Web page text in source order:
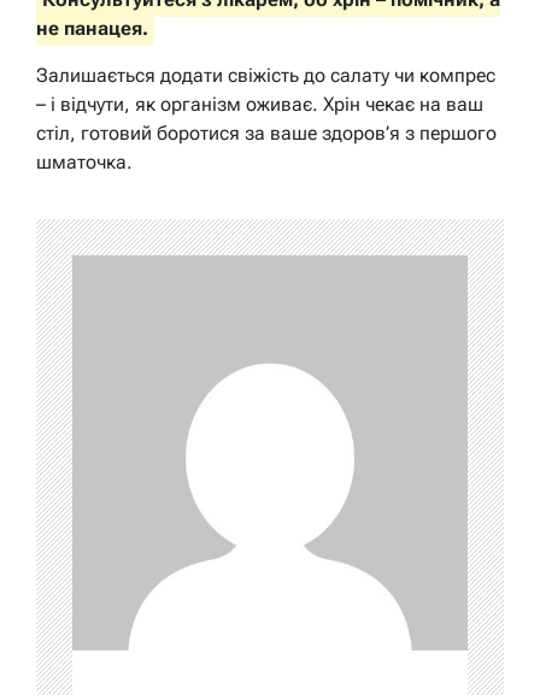
не панацея.
Залишається додати свіжість до салату чи компрес
– і відчути, як організм оживає. Хрін чекає на ваш
стіл, готовий боротися за ваше здоров’я з першого
шматочка.